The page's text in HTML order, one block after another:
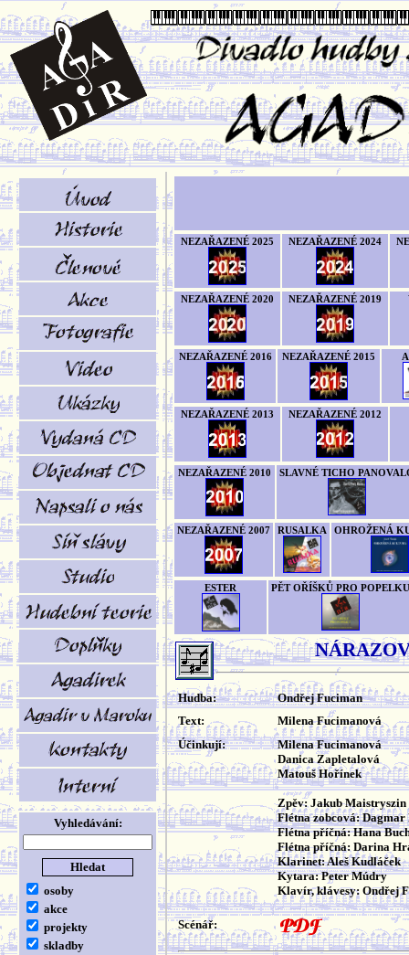
Vyhledávání:
osoby
akce
projekty
skladby
NEZAŘAZENÉ 2025 NEZAŘAZENÉ 2024
NEZAŘAZENÉ 2020 NEZAŘAZENÉ 2019
NEZAŘAZENÉ 2016 NEZAŘAZENÉ 2015
NEZAŘAZENÉ 2013 NEZAŘAZENÉ 2012
NEZAŘAZENÉ 2010 SLAVNÉ TICHO
NEZAŘAZENÉ 2007 RUSALKA OHROŽENÁ
ESTER PĚT OŘÍŠKŮ PRO POPELKU
Hudba:
Ondřej Fuciman
Text:
Milena Fucimanová
Účinkují:
Milena Fucimanová
Danica Zapletalová
Matouš Hořínek
Zpěv: Jakub Maistryszin
Flétna zobcová:
Flétna příčná: Hana
Flétna příčná: Darina
Klarinet: Aleš Kudláček
Kytara: Peter Múdry
Klavír, klávesy: Ondřej
Scénář: